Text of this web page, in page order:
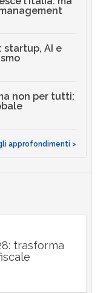
startup, AI e
non per tutti:
approfondimenti >
trasforma